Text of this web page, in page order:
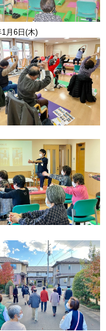
年1月6日(木)
25日（木）